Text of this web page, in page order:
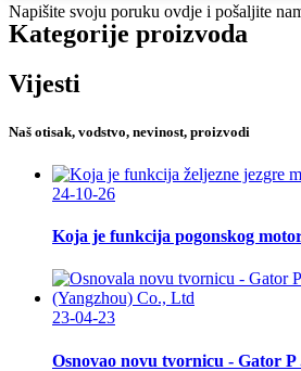
Napišite svoju poruku ovdje i pošaljite
Kategorije proizvoda
Vijesti
Naš otisak, vodstvo, nevinost, proizvodi
24-10-26
Koja je funkcija pogonskog
23-04-23
Osnovao novu tvornicu - Gator P